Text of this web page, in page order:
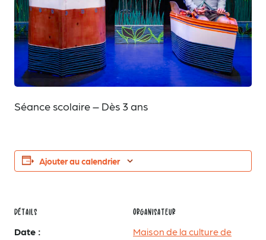
Séance scolaire – Dès 3 ans
Ajouter au calendrier
DÉTAILS
Date :
ORGANISATEUR
Maison de la culture de